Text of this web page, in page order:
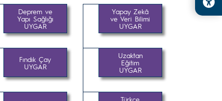
Deprem ve
Yapı Sağlığı
UYGAR
Fındık Çay
UYGAR
Yapay Zekâ
ve Veri Bilimi
UYGAR
Uzaktan
Eğitim
UYGAR
Türkçe